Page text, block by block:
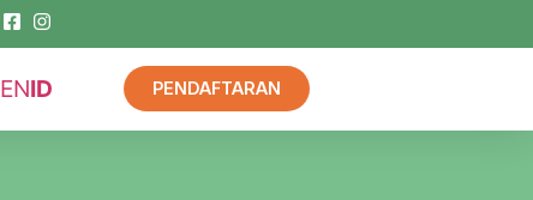
ENID PENDAFTARAN